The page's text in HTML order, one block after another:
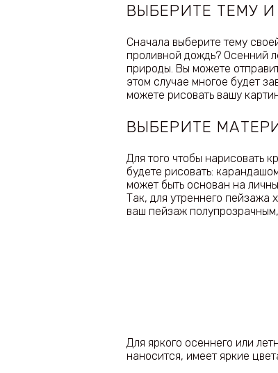
ВЫБЕРИТЕ ТЕМУ
Сначала выберите тему
проливной дождь? Осенний
природы. Вы можете
этом случае многое будет
можете рисовать вашу
ВЫБЕРИТЕ
Для того чтобы нарисовать
будете рисовать:
может быть основан на
Так, для утреннего пейзажа
ваш пейзаж
Для яркого осеннего или
наносится, имеет яркие